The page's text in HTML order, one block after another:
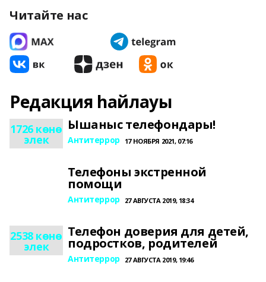
Читайте нас
Редакция һайлауы
1726 көнө
элек
Ышаныс телефондары!
Антитеррор 17 НОЯБРЯ 2021, 07:16
Телефоны экстренной
помощи
Антитеррор 27 АВГУСТА 2019, 18:34
2538 көнө
элек
Телефон доверия для детей,
подростков, родителей
Антитеррор 27 АВГУСТА 2019, 19:46